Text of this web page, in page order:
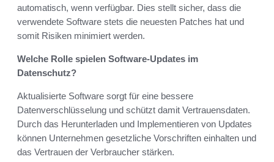
automatisch, wenn verfügbar. Dies stellt sicher, dass die
verwendete Software stets die neuesten Patches hat und
somit Risiken minimiert werden.
Welche Rolle spielen Software-Updates im
Datenschutz?
Aktualisierte Software sorgt für eine bessere
Datenverschlüsselung und schützt damit Vertrauensdaten.
Durch das Herunterladen und Implementieren von Updates
können Unternehmen gesetzliche Vorschriften einhalten und
das Vertrauen der Verbraucher stärken.